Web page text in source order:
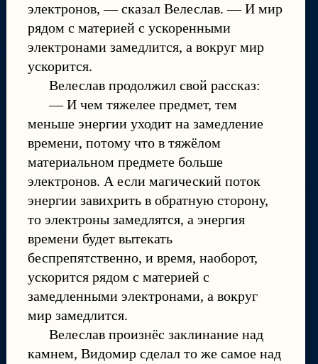
электронов, — сказал Велеслав. — И мир
рядом с материей с ускоренными
электронами замедлится, а вокруг мир
ускорится.
Велеслав продолжил свой рассказ:
— И чем тяжелее предмет, тем
меньше энергии уходит на замедление
времени, потому что в тяжёлом
материальном предмете больше
электронов. А если магический поток
энергии завихрить в обратную сторону,
то электроны замедлятся, а энергия
времени будет вытекать
беспрепятственно, и время, наоборот,
ускорится рядом с материей с
замедленными электронами, а вокруг
мир замедлится.
Велеслав произнёс заклинание над
камнем, Видомир сделал то же самое над